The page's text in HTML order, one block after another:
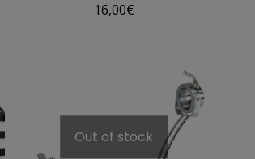
16,00€
Out of stock